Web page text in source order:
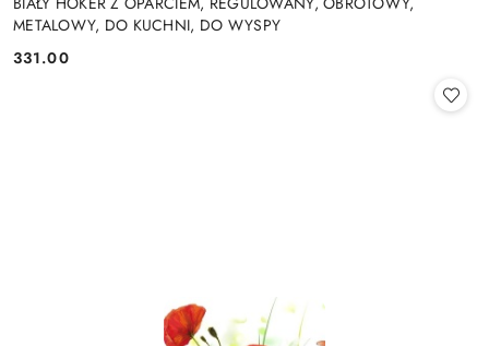
METALOWY, DO KUCHNI, DO WYSPY
Cena:
331.00